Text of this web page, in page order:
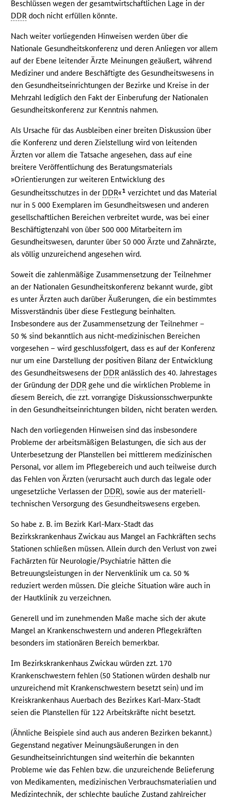
Beschlüssen wegen der gesamtwirtschaftlichen Lage in der
DDR doch nicht erfüllen könnte.
Nach weiter vorliegenden Hinweisen werden über die
Nationale Gesundheitskonferenz und deren Anliegen vor allem
auf der Ebene leitender Ärzte Meinungen geäußert, während
Mediziner und andere Beschäftigte des Gesundheitswesens in
den Gesundheitseinrichtungen der Bezirke und Kreise in der
Mehrzahl lediglich den Fakt der Einberufung der Nationalen
Gesundheitskonferenz zur Kenntnis nahmen.
Als Ursache für das Ausbleiben einer breiten Diskussion über
die Konferenz und deren Zielstellung wird von leitenden
Ärzten vor allem die Tatsache angesehen, dass auf eine
breitere Veröffentlichung des Beratungsmaterials
»Orientierungen zur weiteren Entwicklung des
Gesundheitsschutzes in der DDR«1 verzichtet und das Material
nur in 5 000 Exemplaren im Gesundheitswesen und anderen
gesellschaftlichen Bereichen verbreitet wurde, was bei einer
Beschäftigtenzahl von über 500 000 Mitarbeitern im
Gesundheitswesen, darunter über 50 000 Ärzte und Zahnärzte,
als völlig unzureichend angesehen wird.
Soweit die zahlenmäßige Zusammensetzung der Teilnehmer
an der Nationalen Gesundheitskonferenz bekannt wurde, gibt
es unter Ärzten auch darüber Äußerungen, die ein bestimmtes
Missverständnis über diese Festlegung beinhalten.
Insbesondere aus der Zusammensetzung der Teilnehmer –
50 % sind bekanntlich aus nicht-medizinischen Bereichen
vorgesehen – wird geschlussfolgert, dass es auf der Konferenz
nur um eine Darstellung der positiven Bilanz der Entwicklung
des Gesundheitswesens der DDR anlässlich des 40. Jahrestages
der Gründung der DDR gehe und die wirklichen Probleme in
diesem Bereich, die zzt. vorrangige Diskussionsschwerpunkte
in den Gesundheitseinrichtungen bilden, nicht beraten werden.
Nach den vorliegenden Hinweisen sind das insbesondere
Probleme der arbeitsmäßigen Belastungen, die sich aus der
Unterbesetzung der Planstellen bei mittlerem medizinischen
Personal, vor allem im Pflegebereich und auch teilweise durch
das Fehlen von Ärzten (verursacht auch durch das legale oder
ungesetzliche Verlassen der DDR), sowie aus der materiell-
technischen Versorgung des Gesundheitswesens ergeben.
So habe z. B. im Bezirk Karl-Marx-Stadt das
Bezirkskrankenhaus Zwickau aus Mangel an Fachkräften sechs
Stationen schließen müssen. Allein durch den Verlust von zwei
Fachärzten für Neurologie/Psychiatrie hätten die
Betreuungsleistungen in der Nervenklinik um ca. 50 %
reduziert werden müssen. Die gleiche Situation wäre auch in
der Hautklinik zu verzeichnen.
Generell und im zunehmenden Maße mache sich der akute
Mangel an Krankenschwestern und anderen Pflegekräften
besonders im stationären Bereich bemerkbar.
Im Bezirkskrankenhaus Zwickau würden zzt. 170
Krankenschwestern fehlen (50 Stationen würden deshalb nur
unzureichend mit Krankenschwestern besetzt sein) und im
Kreiskrankenhaus Auerbach des Bezirkes Karl-Marx-Stadt
seien die Planstellen für 122 Arbeitskräfte nicht besetzt.
(Ähnliche Beispiele sind auch aus anderen Bezirken bekannt.)
Gegenstand negativer Meinungsäußerungen in den
Gesundheitseinrichtungen sind weiterhin die bekannten
Probleme wie das Fehlen bzw. die unzureichende Belieferung
von Medikamenten, medizinischen Verbrauchsmaterialien und
Medizintechnik, der schlechte bauliche Zustand zahlreicher